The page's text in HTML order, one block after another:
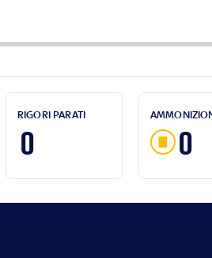
RIGORI PARATI
0 0